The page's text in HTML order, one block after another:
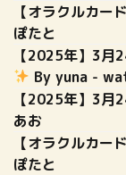
【オラクルカ
ぽたと
【2025年】3月
By yuna -
【2025年】3月
あお
【オラクルカ
ぽたと